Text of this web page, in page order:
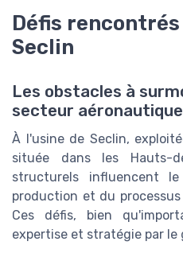
Défis
Seclin
Les obstacles à
secteur aéronautique
À l'usine de Seclin,
située dans les Hauts-
structurels influencent
production et du
Ces défis, bien
expertise et stratégie par le